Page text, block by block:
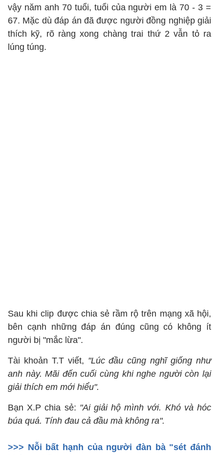
vậy năm anh 70 tuổi, tuổi của người em là 70 - 3 =
67. Mặc dù đáp án đã được người đồng nghiệp giải
thích kỹ, rõ ràng xong chàng trai thứ 2 vẫn tỏ ra
lúng túng.
Sau khi clip được chia sẻ rầm rộ trên mạng xã hội,
bên cạnh những đáp án đúng cũng có không ít
người bị "mắc lừa".
Tài khoản T.T viết, "Lúc đầu cũng nghĩ giống như
anh này. Mãi đến cuối cùng khi nghe người còn lại
giải thích em mới hiểu".
Bạn X.P chia sẻ: "Ai giải hộ mình với. Khó và hóc
búa quá. Tính đau cả đầu mà không ra".
>>> Nỗi bất hạnh của người đàn bà "sét đánh